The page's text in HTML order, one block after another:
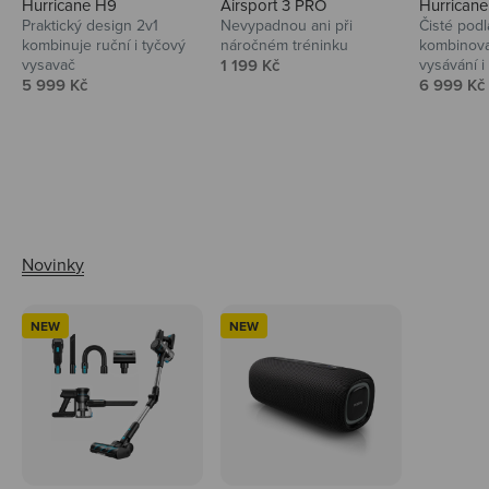
Hurricane H9
Praktický design 2v1
kombinuje ruční i tyčový
vysavač
Prodejní cena
5 999 Kč
Airsport 3 PRO
Nevypadnou ani při
náročném tréninku
Prodejní cena
1 199 Kč
Čisté
vysávání
Prodejní
6 999 Kč
NEW NEW